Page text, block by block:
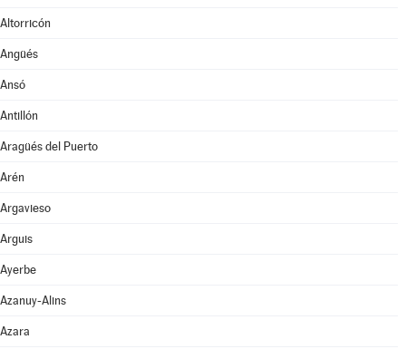
Altorricón
Angüés
Ansó
Antillón
Aragüés del Puerto
Arén
Argavieso
Arguis
Ayerbe
Azanuy-Alins
Azara